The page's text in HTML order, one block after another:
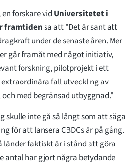
forskare vid Universitetet i
framtidensa att "Det är sant att
under de senaste åren. Mer
går framåt med något initiativ,
forskning, pilotprojekt i ett
extraordinära fall utveckling av
med begränsad utbyggnad.”
skulle inte gå så långt som att säga
för att lansera CBDCs är på gång.
länder faktiskt är i stånd att göra
antal har gjort några betydande